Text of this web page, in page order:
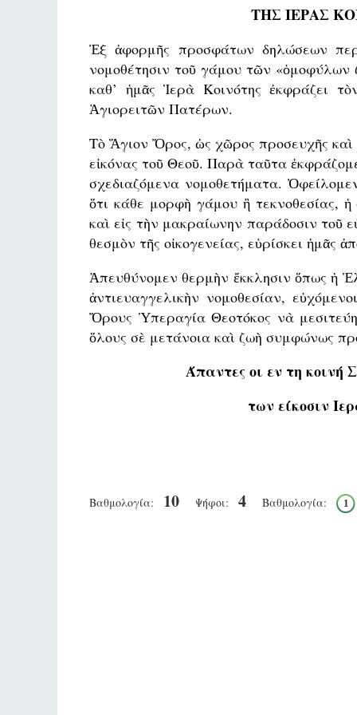
ΤΗΣ ΙΕΡΑΣ
Ἐξ ἀφορμῆς προσφάτων δηλώσεων
νομοθέτησιν τοῦ γάμου τῶν «ὁμοφύλων
καθ’ ἡμᾶς Ἱερὰ Κοινότης ἐκφρά­ζει
Ἁγιορειτῶν Πατέ­ρων.
Τὸ Ἅγιον Ὄρος, ὡς χῶρος προσευχῆς καὶ
εἰκόνας τοῦ Θεοῦ. Παρὰ ταῦτα
σχεδιαζόμενα νομοθετήμα­τα.
ὅτι κάθε μορφὴ γάμου ἢ τεκνο­θεσίας, ἡ
καὶ εἰς τὴν μακραίω­νην πα­ράδοσιν τοῦ
θεσμὸν τῆς οἰκογενείας, εὑρίσκει ἡμᾶς
Ἀπευθύνομεν θερμὴν ἔκκλησιν ὅπως ἡ
ἀντιευαγγελικὴν νομοθεσίαν,
Ὄρους Ὑπεραγία Θεοτό­κος νὰ
ὅλους σὲ μετάνοια καὶ ζωὴ συμφώνως
Άπαντες οι εν τη κοινή
των είκοσιν
Βαθμολογία: 10 Ψήφοι: 4 Βαθμολογία: 1